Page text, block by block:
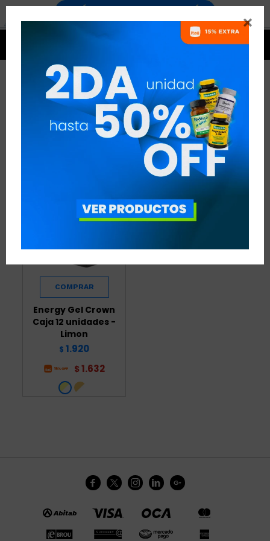

PRODUCTOS CROWN
RECOMENDADOS
Energy Gel Crown
Caja 12 unidades -
Limon
$ 1.920
$ 1.632
    